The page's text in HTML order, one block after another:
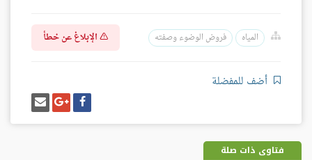
المياه فروض الوضوء وصفته الإبلاغ عن خطأ
أضف للمفضلة
شارك
على
فيسبوك
شارك
على
غوغل
بلس
إرسل
إيميل
فتاوى ذات صلة